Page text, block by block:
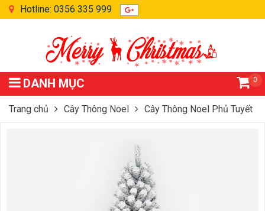
Hotline: 0356 335 999
DANH MỤC 0
Trang chủ Cây Thông Noel Cây Thông Noel Phủ Tuyết